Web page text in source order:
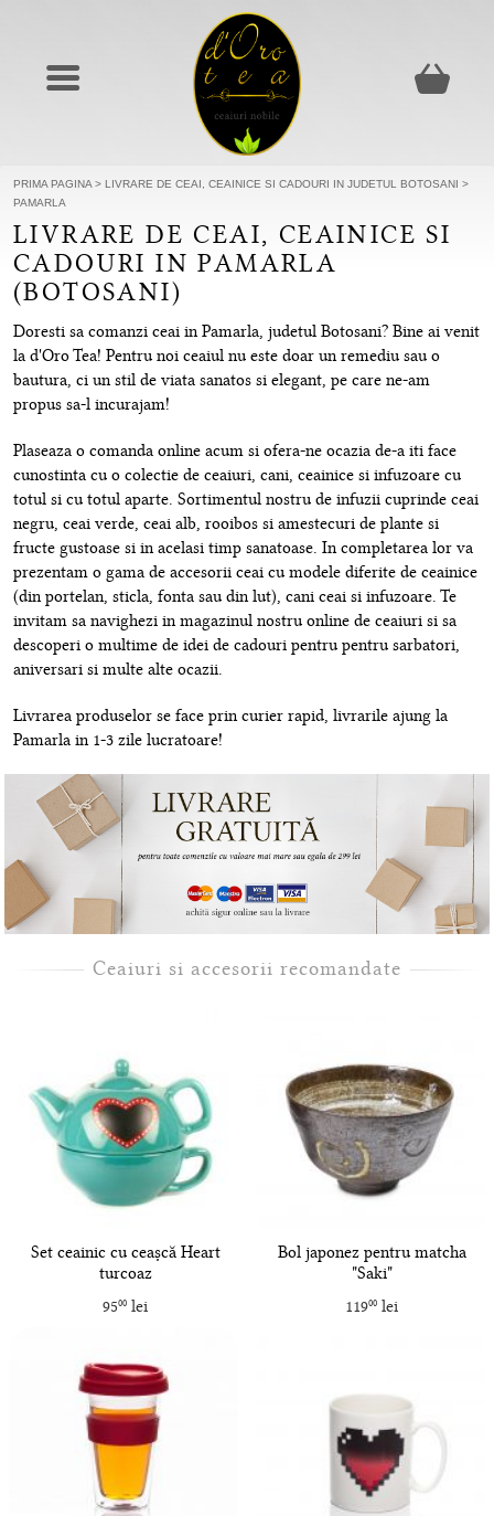
PRIMA PAGINA > LIVRARE DE CEAI, CEAINICE SI CADOURI IN JUDETUL BOTOSANI >
PAMARLA
LIVRARE DE CEAI, CEAINICE SI
CADOURI IN PAMARLA
(BOTOSANI)
Doresti sa comanzi ceai in Pamarla, judetul Botosani? Bine ai venit
la d'Oro Tea! Pentru noi ceaiul nu este doar un remediu sau o
bautura, ci un stil de viata sanatos si elegant, pe care ne-am
propus sa-l incurajam!
Plaseaza o comanda online acum si ofera-ne ocazia de-a iti face
cunostinta cu o colectie de ceaiuri, cani, ceainice si infuzoare cu
totul si cu totul aparte. Sortimentul nostru de infuzii cuprinde ceai
negru, ceai verde, ceai alb, rooibos si amestecuri de plante si
fructe gustoase si in acelasi timp sanatoase. In completarea lor va
prezentam o gama de accesorii ceai cu modele diferite de ceainice
(din portelan, sticla, fonta sau din lut), cani ceai si infuzoare. Te
invitam sa navighezi in magazinul nostru online de ceaiuri si sa
descoperi o multime de idei de cadouri pentru pentru sarbatori,
aniversari si multe alte ocazii.
Livrarea produselor se face prin curier rapid, livrarile ajung la
Pamarla in 1-3 zile lucratoare!
Ceaiuri si accesorii recomandate
Set ceainic cu ceașcă Heart
turcoaz
9500lei
Bol japonez pentru matcha
"Saki"
11900 lei